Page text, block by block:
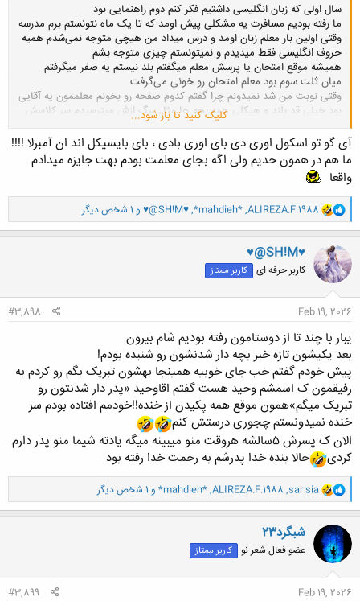
سال اولی که زبان انگلیسی داشتیم فکر کنم دوم راهنمایی بود
ما رفته بودیم مسافرت یه مشکلی پیش اومد که تا یک ماه نتونستم برم مدرسه
وقتی اولین بار معلم زبان اومد و درس میداد من هیچی متوجه نمی‌شدم همیه
حروف انگلیسی فقط میدیدم و نمیتونستم چیزی متوجه بشم
همیشه موقع امتحان یا پرسش معلم میگفتم بلد نیستم یه صفر میگرفتم
میان ثلت سوم بود معلم امتحان رو خونی می‌گرفت
وقتی نوبت من شد نمیدونم چرا گفتم کدوم صفحه رو بخونم معلممون یه آقایی
بود خیلی قد بلند و هیکلی همه بچه ها مثل سگ ازش میترسیدم سر کلاسش
خلاصه معلم یه نگاه با تعجب کرد و گفت فلان صفحه
منم شروع کردم به رو خونی هیچی متوجه نمی‌شدم فقط از خودم صدایی شبیه
خارجی صحبت‌کردن در می‌آوردم وقتی ساکت شدم معلم گفت تموم شد گفتم
آره
از پشت میزش بلند شد افتاد دنبالم تا حیاط مدرسه دنبالم میومد و من فرار
میکردم و داد میزدم غلط کردم آقا
کلیک کنید تا باز شود...
آی گو تو اسکول اوری دی بای اوری بادی ، بای بایسیکل اند ان آمبرلا !!!!
ما هم در همون حدیم ولی اگه بجای معلمت بودم بهت جایزه میدادم
واقعا
و
ا
ک
ش
ه
:
ALIREZA.F.1988
,
*mahdieh*
,
♥@SH!M♥ و 1 شخص دیگر
♥@SH!M♥
کاربر حرفه ای کاربر ممتاز
Feb 19, 2026
#3,898
یبار با چند تا از دوستامون رفته بودیم شام بیرون
بعد یکیشون تازه خبر بچه دار شدنشون رو شنبده بودم!
پیش خودم گفتم خب جای خوبیه همینجا بهشون تبریک بگم رو کردم به
رفیقمون ک اسمشم وحید هست گفتم اقاوحید «پدر دار شدنتون رو
تبریک میگم»همون موقع همه پکیدن از خنده!!خودمم افتاده بودم سر
خنده نمیدونستم چجوری درستش کنم
الان ک پسرش ۵سالشه هروقت منو میبینه میگه یادته شیما منو پدر دارم
کردی
حالا بنده خدا پدرشم به رحمت خدا رفته بود
و
ا
ک
ن
ش
ه
:
sar sia
,
ALIREZA.F.1988
,
*mahdieh* و 1 شخص دیگر
شبگرد23
عضو فعال شعر نو کاربر ممتاز
Feb 19, 2026
#3,899